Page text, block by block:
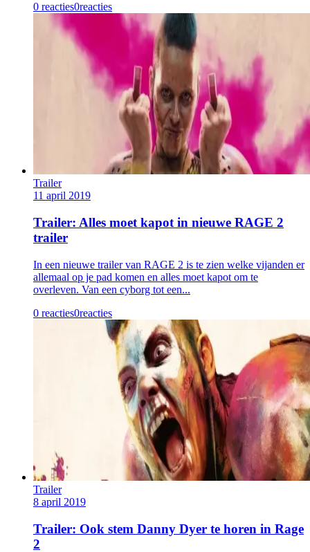
0 reacties0reacties
Trailer
11 april 2019
Trailer: Alles moet kapot in nieuwe RAGE 2
trailer
In een nieuwe trailer van RAGE 2 is te zien welke vijanden er
allemaal op je pad komen en alles moet kapot om te
overleven. Van een cyborg tot een...
0 reacties0reacties
Trailer
8 april 2019
Trailer: Ook stem Danny Dyer te horen in Rage
2